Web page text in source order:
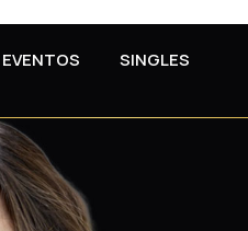
EVENTOS SINGLES